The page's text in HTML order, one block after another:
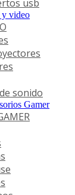
usb
video
sonido
Gamer